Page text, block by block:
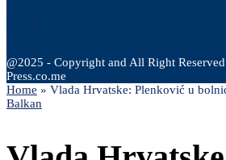
@2025 - Copyright and All Right Reserved
Press.co.me
Home » Vlada Hrvatske: Plenković u
Balkan